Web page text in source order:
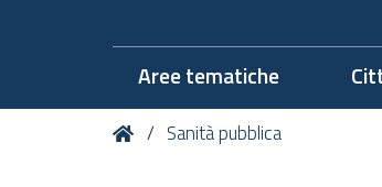
Aree tematiche
Tu HomeSanità pubblica